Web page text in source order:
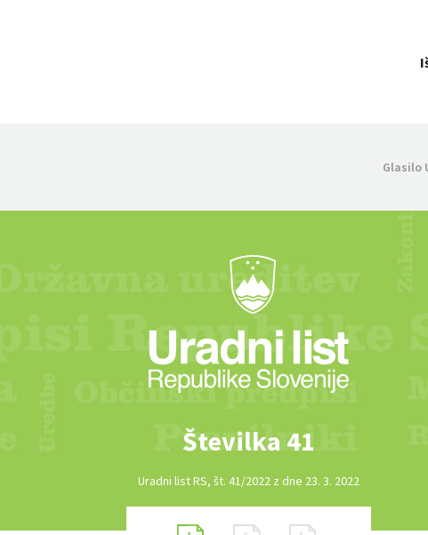
Glasilo
Številka 41
Uradni list RS, št. 41/2022 z dne 23. 3. 2022